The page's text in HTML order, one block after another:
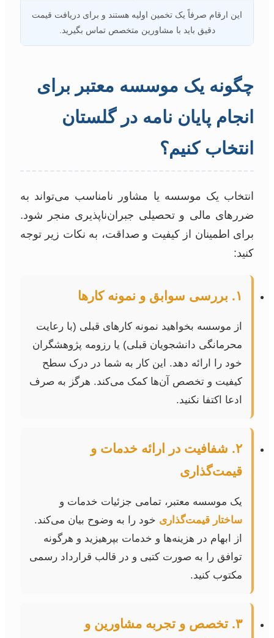
این ارقام صرفاً یک تخمین اولیه هستند و برای دریافت قیمت
دقیق باید با مشاورین متخصص تماس بگیرید.
چگونه یک موسسه معتبر برای
انجام پایان نامه در گلستان
انتخاب کنیم؟
انتخاب یک موسسه یا مشاور نامناسب می‌تواند به
ضررهای مالی و تحصیلی جبران‌ناپذیری منجر شود.
برای اطمینان از کیفیت و صداقت، به نکات زیر توجه
کنید:
۱. بررسی سوابق و نمونه کارها
از موسسه بخواهید نمونه کارهای قبلی (با رعایت
محرمانگی دانشجویان قبلی) یا رزومه پژوهشگران
خود را ارائه دهد. این کار به شما در درک سطح
کیفیت و تخصص آن‌ها کمک می‌کند. هرگز به صرف
ادعا اکتفا نکنید.
۲. شفافیت در ارائه خدمات و
قیمت‌گذاری
یک موسسه معتبر، تمامی جزئیات خدمات و
ساختار قیمت‌گذاری خود را به وضوح بیان می‌کند.
از ابهام در هزینه‌ها و خدمات بپرهیزید و هرگونه
توافق را به صورت کتبی و در قالب قرارداد رسمی
مکتوب کنید.
۳. تخصص و تجربه مشاورین و